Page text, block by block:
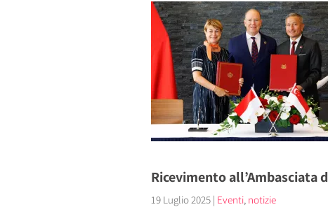
Ricevimento all’Ambasciata
19 Luglio 2025 | Eventi, notizie